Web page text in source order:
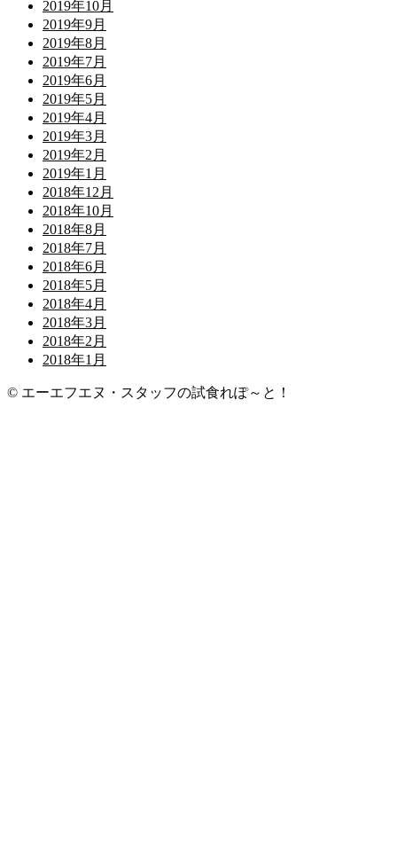
2019年10月
2019年9月
2019年8月
2019年7月
2019年6月
2019年5月
2019年4月
2019年3月
2019年2月
2019年1月
2018年12月
2018年10月
2018年8月
2018年7月
2018年6月
2018年5月
2018年4月
2018年3月
2018年2月
2018年1月
© エーエフエヌ・スタッフの試食れぽ～と！